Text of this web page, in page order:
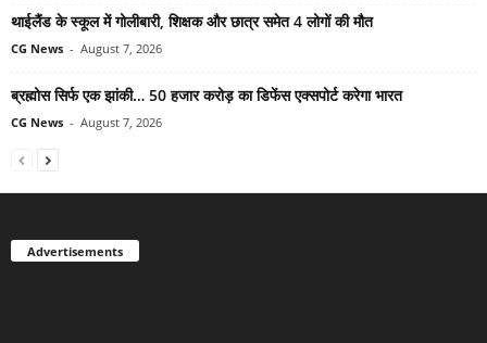
थाईलैंड के स्कूल में गोलीबारी, शिक्षक और छात्र समेत 4 लोगों की मौत
CG News - August 7, 2026
ब्रह्मोस सिर्फ एक झांकी… 50 हजार करोड़ का डिफेंस एक्सपोर्ट करेगा भारत
CG News - August 7, 2026
Advertisements